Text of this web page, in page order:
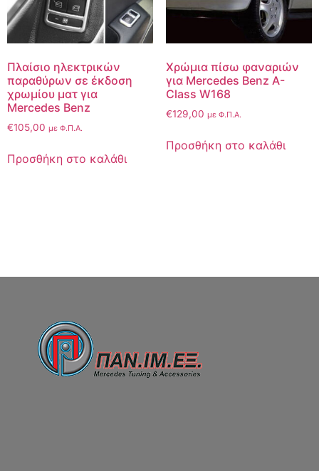
Πλαίσιο ηλεκτρικών
παραθύρων σε έκδοση
χρωμίου ματ για
Mercedes Benz
€105,00 με Φ.Π.Α.
Προσθήκη στο καλάθι
Χρώμια πίσω φαναριών
για Mercedes Benz A-
Class W168
€129,00 με Φ.Π.Α.
Προσθήκη στο καλάθι